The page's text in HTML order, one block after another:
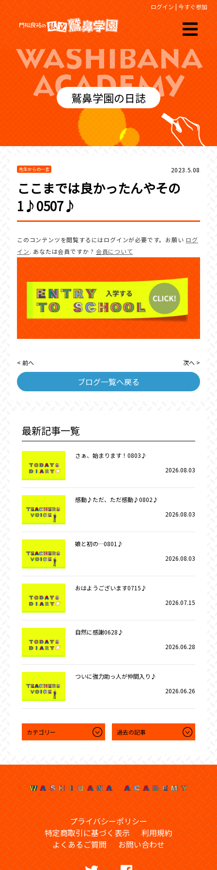
ログイン | 今すぐ参加
鷲鼻学園の日誌
先生からの一言 2023.5.08
ここまでは良かったんやその
1♪0507♪
このコンテンツを閲覧するにはログインが必要です。お願い ログ
イン. あなたは会員ですか ? 会員について
< 前へ
ブログ一覧へ戻る
次へ >
最新記事一覧
さぁ、始まります！0803♪
2026.08.03
感動♪ただ、ただ感動♪0802♪
2026.08.03
娘と初の…0801♪
2026.08.03
おはようございます0715♪
2026.07.15
自然に感謝0628♪
2026.06.28
ついに強力助っ人が仲間入り♪
2026.06.26
プライバシーポリシー
特定商取引に基づく表示
利用規約
よくあるご質問
お問い合わせ